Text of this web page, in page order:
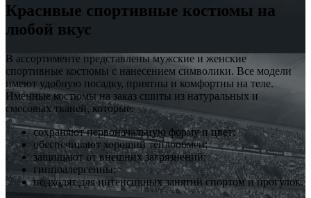
Красивые спортивные костюмы на
любой вкус
В ассортименте представлены мужские и женские
спортивные костюмы с нанесением символики. Все модели
имеют удобную посадку, приятны и комфортны на теле.
Именные костюмы на заказ сшиты из натуральных и
смесовых тканей, которые:
сохраняют первоначальную форму и цвет;
обеспечивают хороший теплообмен;
защищают от внешних загрязнений;
гиппоалергенны;
подходят для интенсивных занятий спортом и прогулок.